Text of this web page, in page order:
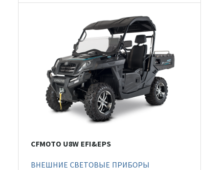
CFMOTO U8W EFI&EPS
ВНЕШНИЕ СВЕТОВЫЕ ПРИБОРЫ